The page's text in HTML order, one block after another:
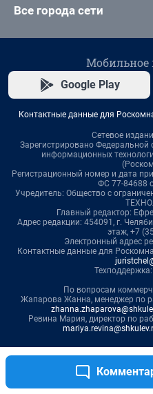
Все города сети
Мобильное
Google Play
Контактные данные для
Сетевое
Зарегистрировано Федеральной
информационных
Регистрационный номер и дата
ФС 77-84688
Учредитель: Общество с
Главный редактор:
Адрес редакции: 454091, г.
этаж, +7
Электронный адрес
Контактные данные для
Техподдержка:
По вопросам
Жапарова Жанна, менеджер по
Ревина Мария, директор по
Редакция сайта не несет
информации,